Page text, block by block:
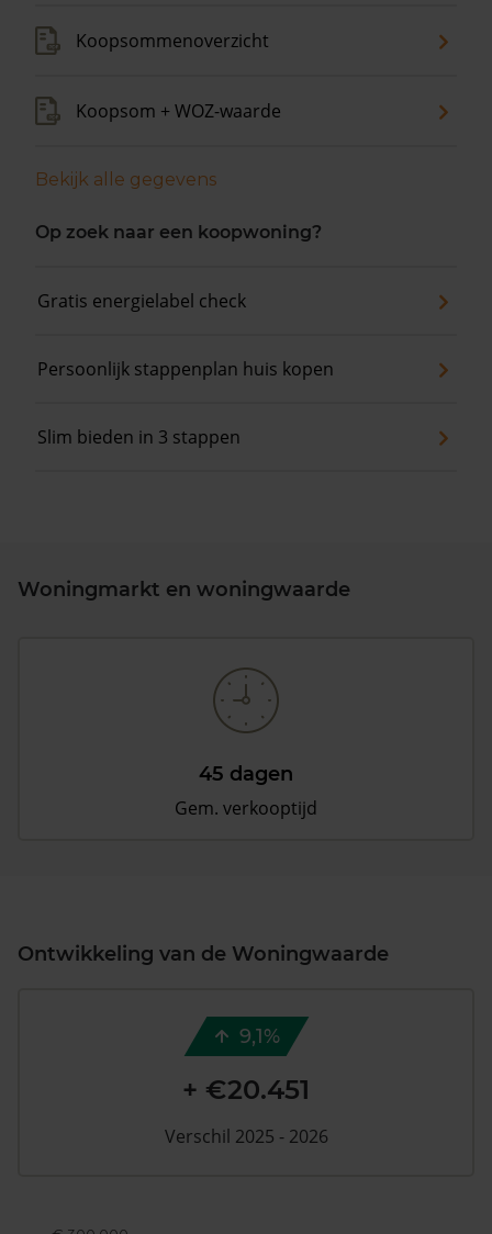
Koopsommenoverzicht
Koopsom + WOZ-waarde
Bekijk alle gegevens
Op zoek naar een koopwoning?
Gratis energielabel check
Persoonlijk stappenplan huis kopen
Slim bieden in 3 stappen
Woningmarkt en woningwaarde
45 dagen
Gem. verkooptijd
Ontwikkeling van de Woningwaarde
9,1%
+ €20.451
Verschil 2025 - 2026